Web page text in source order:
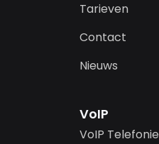
Tarieven
Contact
Nieuws
VoIP
VoIP Telefonie